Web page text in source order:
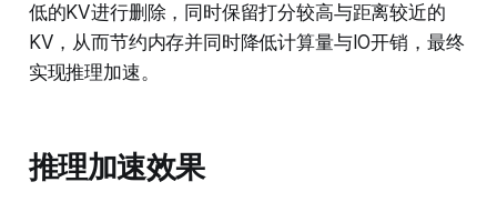
低的KV进行删除，同时保留打分较高与距离较近的
KV，从而节约内存并同时降低计算量与IO开销，最终
实现推理加速。
推理加速效果